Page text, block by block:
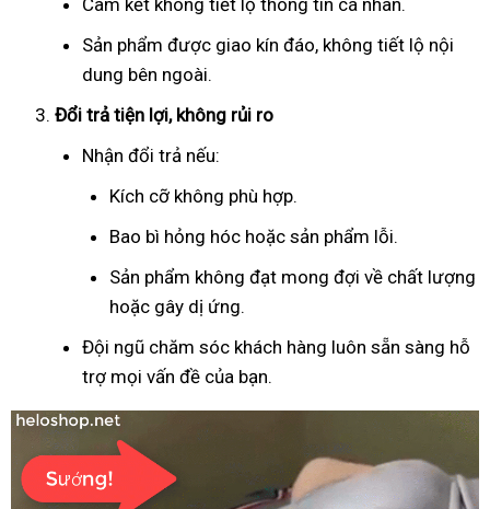
Sản phẩm được giao kín đáo, không tiết lộ nội
dung bên ngoài.
Đổi trả tiện lợi, không rủi ro
Nhận đổi trả nếu:
Kích cỡ không phù hợp.
Bao bì hỏng hóc hoặc sản phẩm lỗi.
Sản phẩm không đạt mong đợi về chất lượng
hoặc gây dị ứng.
Đội ngũ chăm sóc khách hàng luôn sẵn sàng hỗ
trợ mọi vấn đề của bạn.